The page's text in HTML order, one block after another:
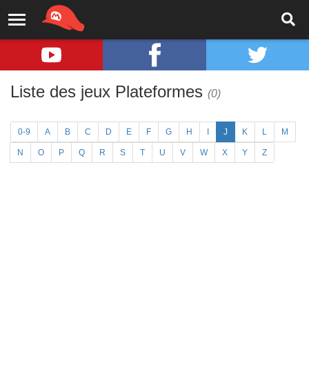
Liste des jeux Plateformes (0)
0-9 A B C D E F G H J K L M
N O P Q R S T U V W X Y Z